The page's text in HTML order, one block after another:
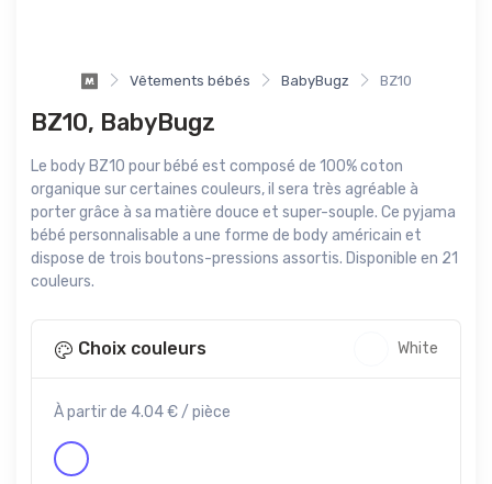
Vêtements bébés BabyBugz BZ10
BZ10, BabyBugz
Le body BZ10 pour bébé est composé de 100% coton
organique sur certaines couleurs, il sera très agréable à
porter grâce à sa matière douce et super-souple. Ce pyjama
bébé personnalisable a une forme de body américain et
dispose de trois boutons-pressions assortis. Disponible en 21
couleurs.
Choix couleurs White
À partir de 4.04 € / pièce